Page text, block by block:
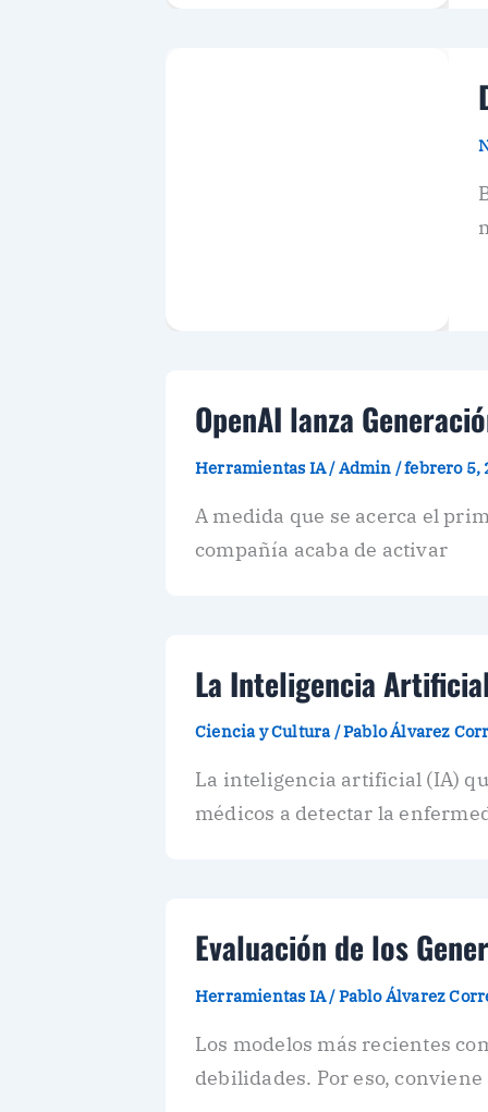
OpenAI lanza
Herramientas IA/Admin /febrero 5,
A medida que se acerca el
compañía acaba de activar
La Inteligencia
Ciencia y Cultura/Pablo Álvarez
La inteligencia artificial (IA)
médicos a detectar la
Evaluación de los
Herramientas IA/Pablo Álvarez
Los modelos más recientes
debilidades. Por eso, conviene